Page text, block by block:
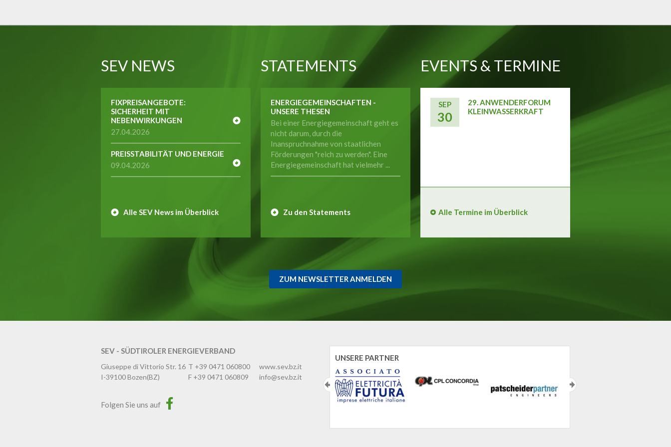
SEV NEWS
FIXPREISANGEBOTE:
SICHERHEIT MIT
NEBENWIRKUNGEN
27.04.2026
PREISSTABILITÄT UND ENERGIE
09.04.2026
Alle SEV News im Überblick
STATEMENTS
ENERGIEGEMEINSCHAFTEN -
UNSERE THESEN
Bei einer Energiegemeinschaft geht es
nicht darum, durch die
Inanspruchnahme von staatlichen
Förderungen "reich zu werden". Eine
Energiegemeinschaft hat vielmehr ...
Zu den Statements
EVENTS & TERMINE
SEP
30
29. ANWENDERFORUM
KLEINWASSERKRAFT
Alle Termine im Überblick
ZUM NEWSLETTER ANMELDEN
SEV - SÜDTIROLER ENERGIEVERBAND
Giuseppe di Vittorio Str. 16
I-39100Bozen(BZ)
T +39 0471 060800
F +39 0471 060809
www.sev.bz.it
info@sev.bz.it
Folgen Sie uns auf
UNSERE PARTNER